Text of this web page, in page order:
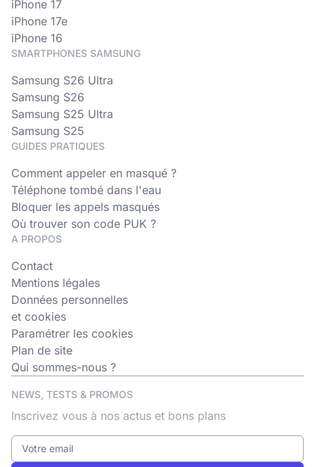
iPhone 17
iPhone 17e
iPhone 16
SMARTPHONES SAMSUNG
Samsung S26 Ultra
Samsung S26
Samsung S25 Ultra
Samsung S25
GUIDES PRATIQUES
Comment appeler en masqué ?
Téléphone tombé dans l'eau
Bloquer les appels masqués
Où trouver son code PUK ?
A PROPOS
Contact
Mentions légales
Données personnelles
et cookies
Paramétrer les cookies
Plan de site
Qui sommes-nous ?
NEWS, TESTS & PROMOS
Inscrivez vous à nos actus et bons plans